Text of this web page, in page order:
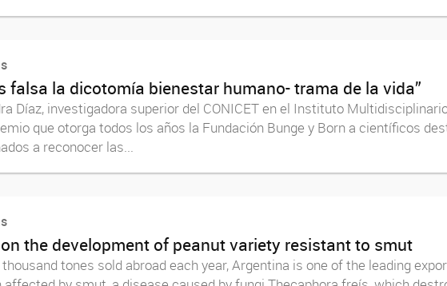
falsa la dicotomía bienestar humano- trama de la vida”
Díaz, investigadora superior del CONICET en el Instituto
que otorga todos los años la Fundación Bunge y Born a científicos
a reconocer las...
the development of peanut variety resistant to smut
tones sold abroad each year, Argentina is one of the leading